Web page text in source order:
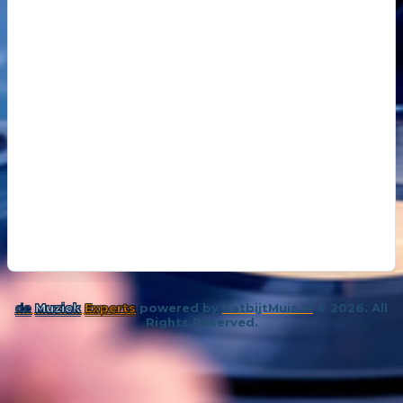
de Muziek Experts powered by KatbijtMuis.nl
© 2026. All
Rights Reserved.